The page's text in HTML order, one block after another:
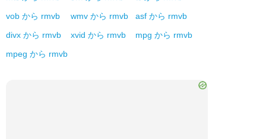
vob から rmvb wmv から rmvb asf から rmvb
divx から rmvb xvid から rmvb mpg から rmvb
mpeg から rmvb